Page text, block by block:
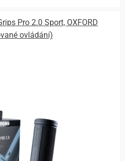
Pro 2.0 Sport, OXFORD
ovládání)